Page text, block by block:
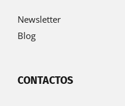
Newsletter
Blog
CONTACTOS